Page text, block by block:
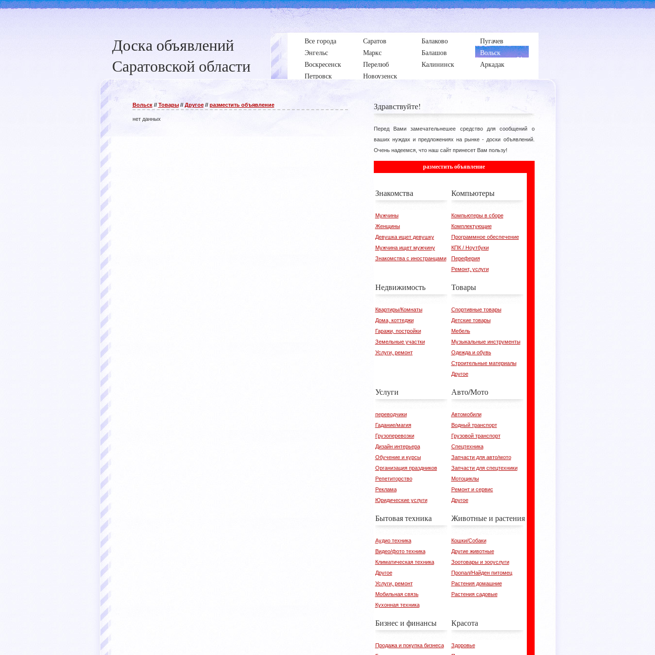
Доска объявлений
Саратовской области
Все города Саратов Балаково
Пугачев
Энгельс
Маркс Балашов
Вольск
Воскресенск
Перелюб Калининск
Аркадак
Петровск
Новоузенск
Вольск// Товары// Другое// разместить объявление
нет данных
Здравствуйте!
Перед Вами замечательнешее средство для сообщений о
ваших нуждах и предложениях на рынке - доски объявлений.
Очень надеемся, что наш сайт принесет Вам пользу!
разместить объявление
Знакомства
Мужчины
Женщины
Девушка ищет девушку
Мужчина ищет мужчину
Знакомства с иностранцами
Компьютеры
Компьютеры в сборе
Комплектующие
Программное обеспечение
КПК / Ноутбуки
Переферия
Ремонт, услуги
Недвижимость
Квартиры/Комнаты
Дома, коттеджи
Гаражи, постройки
Земельные участки
Услуги, ремонт
Товары
Спортивные товары
Детские товары
Мебель
Музыкальные инструменты
Одежда и обувь
Строительные материалы
Другое
Услуги
переводчики
Гадание/магия
Грузоперевозки
Дизайн интерьера
Обучение и курсы
Организация праздников
Репетиторство
Реклама
Юридические услуги
Авто/Мото
Автомобили
Водный транспорт
Грузовой транспорт
Спецтехника
Запчасти для авто/мото
Запчасти для спецтехники
Мотоциклы
Ремонт и сервис
Другое
Бытовая техника
Аудио техника
Видео/фото техника
Климатическая техника
Другое
Услуги, ремонт
Мобильная связь
Кухонная техника
Животные и растения
Кошки/Собаки
Другие животные
Зоотовары и зооуслуги
Пропал/Найден питомец
Растения домашние
Растения садовые
Бизнес и финансы
Продажа и покупка бизнеса
Красота
Здоровье